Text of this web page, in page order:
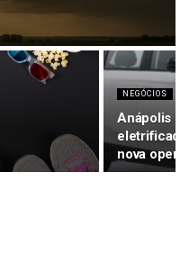
NEGÓCIOS
Anápolis
nova